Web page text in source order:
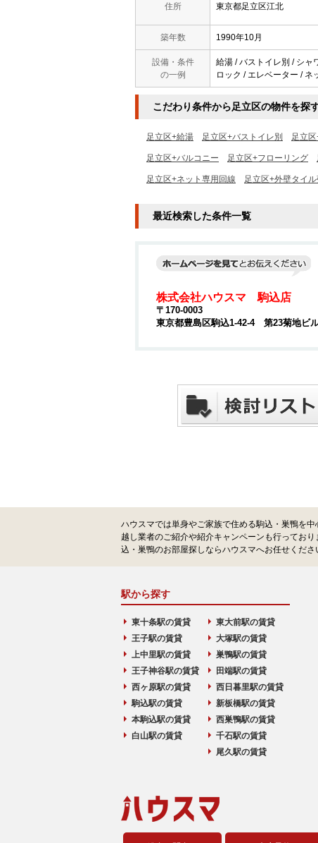
住所 東京都足立区江北
築年数 1990年10月
設備・条件
の一例
給湯 / バストイレ別 / シャ
ロック / エレベーター /
こだわり条件から足立区の物件を探
足立区+給湯 足立区+バストイレ別 足立
足立区+バルコニー 足立区+フローリング
足立区+ネット専用回線 足立区+外壁タイル
最近検索した条件一覧
株式会社ハウスマ 駒込店
〒170-0003
東京都豊島区駒込1-42-4 第23菊地ビ
ハウスマでは単身やご家族で住める駒込・巣鴨を
越し業者のご紹介や紹介キャンペーンも行ってお
込・巣鴨のお部屋探しならハウスマへお任せくださ
駅から探す
東十条駅の賃貸
王子駅の賃貸
上中里駅の賃貸
王子神谷駅の賃貸
西ヶ原駅の賃貸
駒込駅の賃貸
本駒込駅の賃貸
白山駅の賃貸
東大前駅の賃貸
大塚駅の賃貸
巣鴨駅の賃貸
田端駅の賃貸
西日暮里駅の賃貸
新板橋駅の賃貸
西巣鴨駅の賃貸
千石駅の賃貸
尾久駅の賃貸